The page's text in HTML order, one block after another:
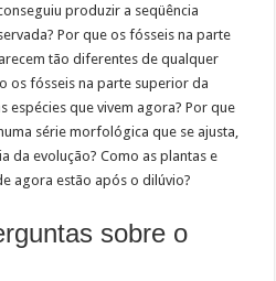
produzir a seqüência
Por que os fósseis na parte
tão diferentes de qualquer
os fósseis na parte superior da
espécies que vivem agora? Por que
série morfológica que se ajusta,
da evolução? Como as plantas e
agora estão após o dilúvio?
sobre o